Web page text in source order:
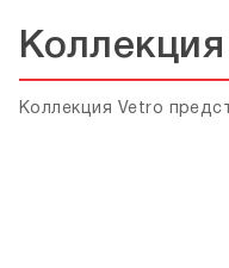
Коллекция Vetro